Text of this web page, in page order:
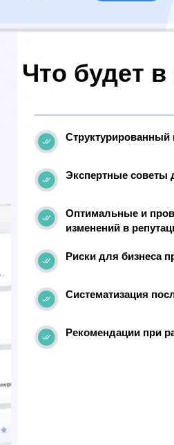
Что будет в
Экспертные советы
Оптимальные и
изменений в
Риски для бизнеса
Систематизация
Рекомендации при